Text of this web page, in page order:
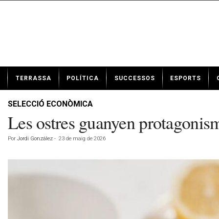
t
TERRASSA POLÍTICA SUCCESSOS ESPORTS
SELECCIÓ ECONÒMICA
Les ostres guanyen
Por Jordi González - 23 de maig de 2026